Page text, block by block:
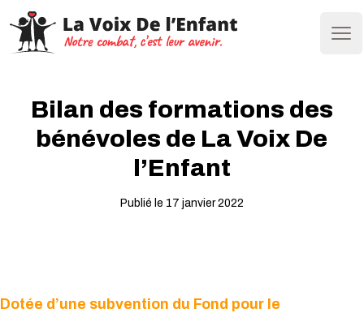
Bilan des formations des
bénévoles de La Voix De
l’Enfant
Publié le 17 janvier 2022
Dotée d’une subvention du Fond pour le